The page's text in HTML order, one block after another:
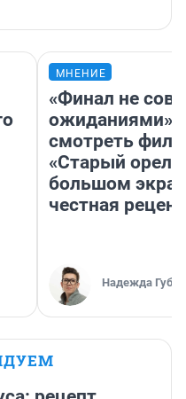
МНЕНИЕ
«Финал не
ожиданиями»:
смотреть
«Старый орел»
большом
честная
Надежда